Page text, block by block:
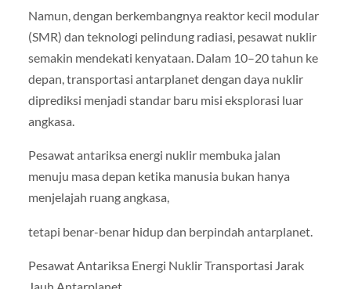
Namun, dengan berkembangnya reaktor kecil modular
(SMR) dan teknologi pelindung radiasi, pesawat nuklir
semakin mendekati kenyataan. Dalam 10–20 tahun ke
depan, transportasi antarplanet dengan daya nuklir
diprediksi menjadi standar baru misi eksplorasi luar
angkasa.
Pesawat antariksa energi nuklir membuka jalan
menuju masa depan ketika manusia bukan hanya
menjelajah ruang angkasa,
tetapi benar-benar hidup dan berpindah antarplanet.
Pesawat Antariksa Energi Nuklir Transportasi Jarak
Jauh Antarplanet